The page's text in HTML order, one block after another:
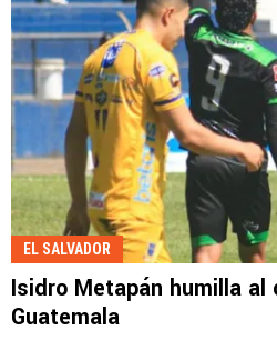
EL SALVADOR
Isidro Metapán humilla al
Guatemala